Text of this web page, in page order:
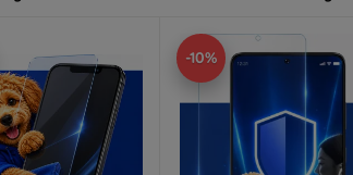
-10%